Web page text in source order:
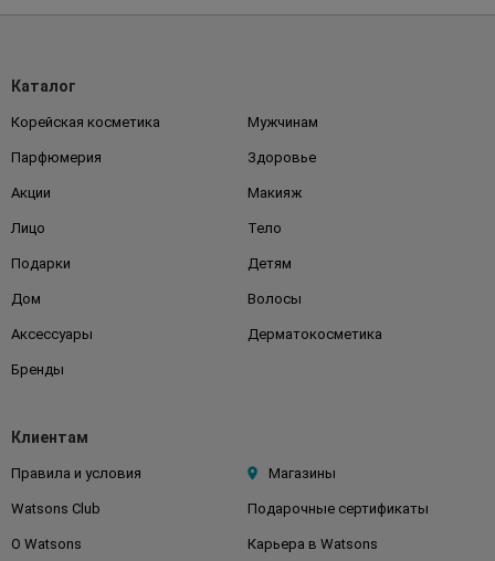
Каталог
Корейская косметика Мужчинам
Парфюмерия Здоровье
Акции Макияж
Лицо Тело
Подарки Детям
Дом Волосы
Аксессуары Дерматокосметика
Бренды
Клиентам
Правила и условия Магазины
Watsons Club Подарочные сертификаты
О Watsons Карьера в Watsons